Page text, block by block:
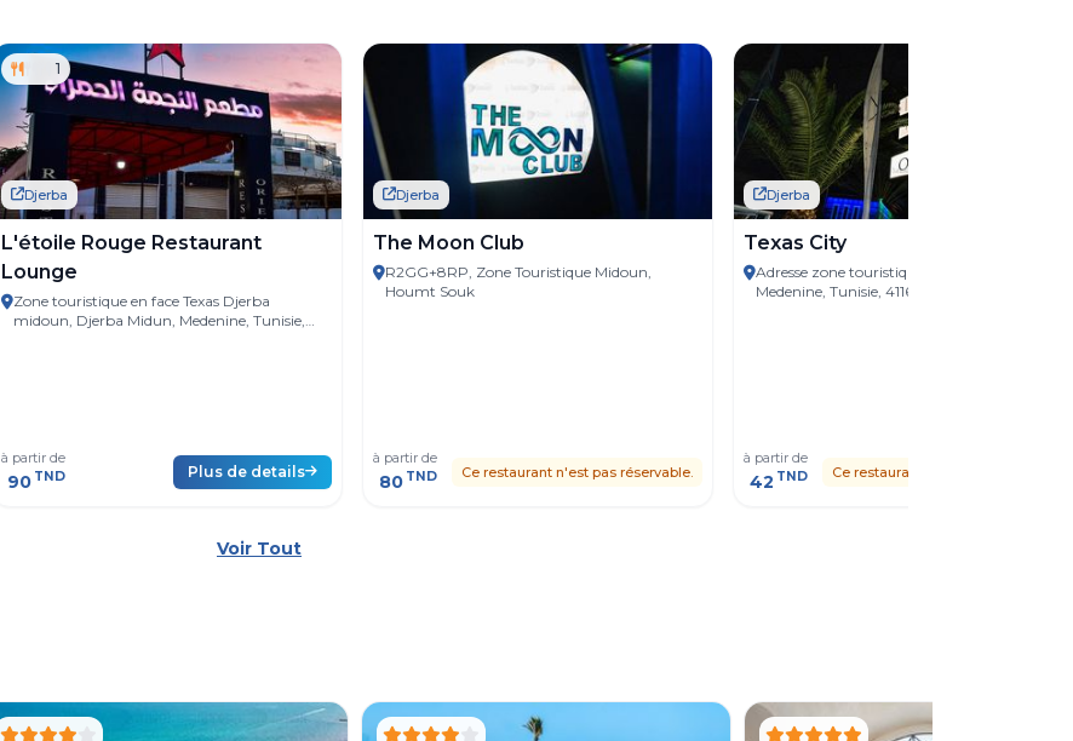
1
Djerba
L'étoile Rouge Restaurant
Lounge
Zone touristique en face Texas Djerba
midoun, Djerba Midun, Medenine, Tunisie,
à partir de
90 TND Plus de details
Djerba
The Moon Club
R2GG+8RP, Zone Touristique Midoun,
Houmt Souk
à partir de
80 TND Ce restaurant n'est pas réservable.
Djerba
Texas City
Adresse zone touristique, Djerba Midun,
Medenine, Tunisie, 4116
à partir de
42 TND Ce restaurant n'est pas réservable.
Voir Tout